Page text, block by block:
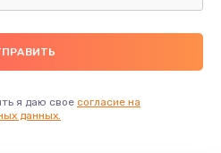
я даю свое согласие на
данных.